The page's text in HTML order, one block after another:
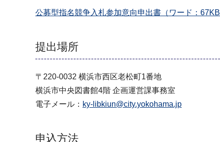
公募型指名競争入札参加意向申出書（ワード：
提出場所
〒220-0032 横浜市西区老松町1番地
横浜市中央図書館4階 企画運営課事務室
電子メール： ky-libkiun@city.yokohama.jp
申込方法